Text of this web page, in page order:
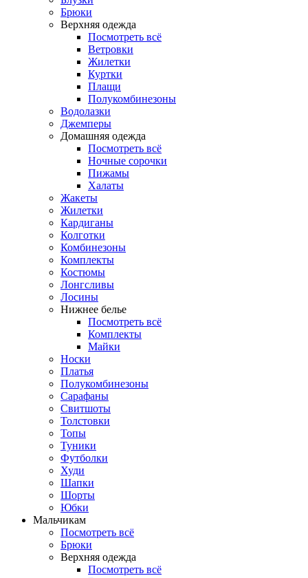
Брюки
Верхняя одежда
Посмотреть всё
Ветровки
Жилетки
Куртки
Плащи
Полукомбинезоны
Водолазки
Джемперы
Домашняя одежда
Посмотреть всё
Ночные сорочки
Пижамы
Халаты
Жакеты
Жилетки
Кардиганы
Колготки
Комбинезоны
Комплекты
Костюмы
Лонгсливы
Лосины
Нижнее белье
Посмотреть всё
Комплекты
Майки
Носки
Платья
Полукомбинезоны
Сарафаны
Свитшоты
Толстовки
Топы
Туники
Футболки
Худи
Шапки
Шорты
Юбки
Мальчикам
Посмотреть всё
Брюки
Верхняя одежда
Посмотреть всё